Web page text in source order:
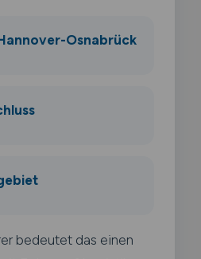
Osnabrück
bedeutet das einen